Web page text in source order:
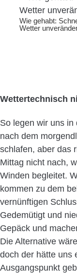
Wie gehabt:
Wetter
Wettertechnisch
So legen wir uns
nach dem
schlafen, aber das
Mittag nicht nach,
Winden begleitet.
kommen zu dem
vernünftigen
Gedemütigt und
Gepäck und
Die Alternative
doch der hätte uns
Ausgangspunkt